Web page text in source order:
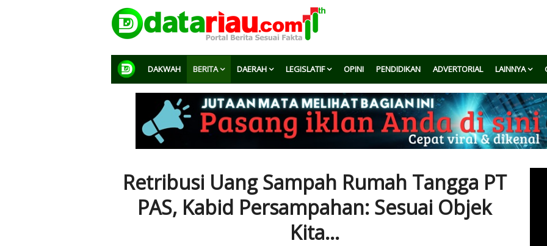
DAKWAH BERITA DAERAH LEGISLATIF OPINI PENDIDIKAN ADVERTORIAL LAINNYA
Retribusi Uang Sampah Rumah Tangga PT
PAS, Kabid Persampahan: Sesuai Objek
Kita...